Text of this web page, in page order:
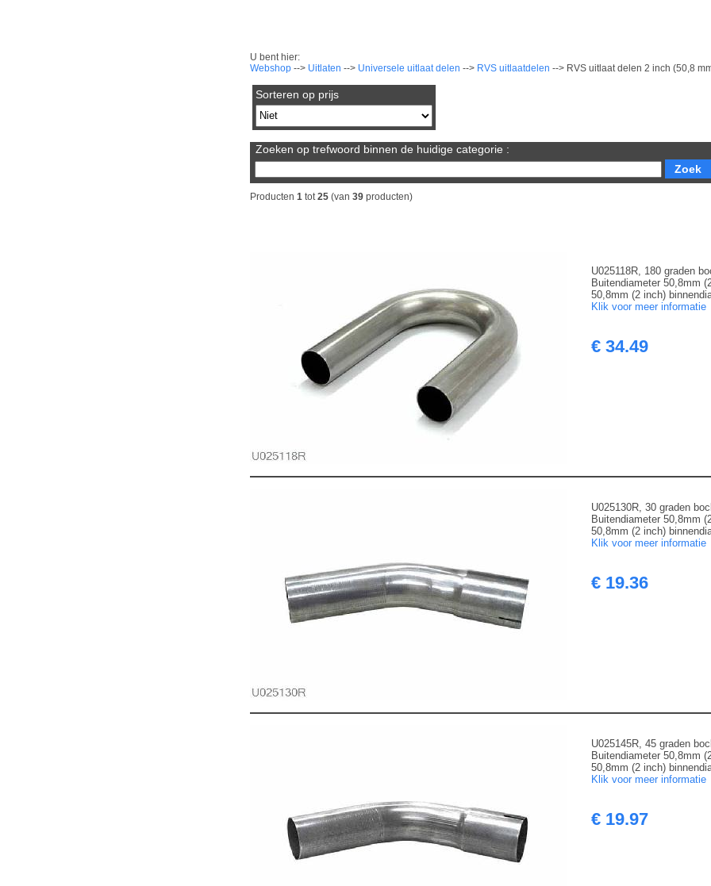
U bent hier:
Webshop --> Uitlaten --> Universele uitlaat delen --> RVS uitlaatdelen --> RVS uitlaat delen 2 inch (50,8
Sorteren op prijs
Zoeken op trefwoord binnen de huidige categorie :
Producten1 tot25 (van39 producten)
U025118R, 180 graden
Buitendiameter 50,8mm
50,8mm (2 inch)
Klik voor meer informatie
€ 34.49
U025130R, 30 graden
Buitendiameter 50,8mm
50,8mm (2 inch)
Klik voor meer informatie
€ 19.36
U025145R, 45 graden
Buitendiameter 50,8mm
50,8mm (2 inch)
Klik voor meer informatie
€ 19.97